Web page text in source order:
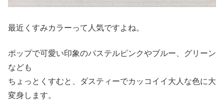
最近くすみカラーって人気ですよね。
ポップで可愛い印象のパステルピンクやブルー、グリーン
なども
ちょっとくすむと、ダスティーでカッコイイ大人な色に大
変身します。